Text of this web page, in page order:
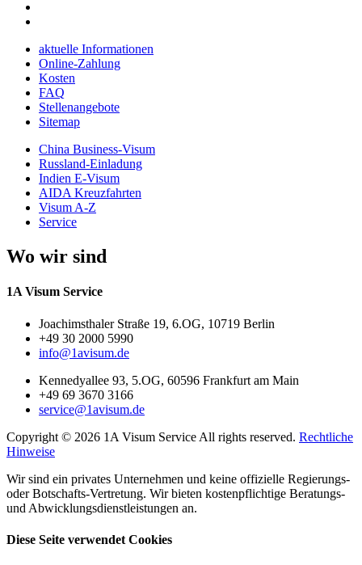
aktuelle Informationen
Online-Zahlung
Kosten
FAQ
Stellenangebote
Sitemap
China Business-Visum
Russland-Einladung
Indien E-Visum
AIDA Kreuzfahrten
Visum A-Z
Service
Wo wir sind
1A Visum Service
Joachimsthaler Straße 19, 6.OG, 10719 Berlin
+49 30 2000 5990
info@1avisum.de
Kennedyallee 93, 5.OG, 60596 Frankfurt am Main
+49 69 3670 3166
service@1avisum.de
Copyright © 2026 1A Visum Service All rights reserved. Rechtliche
Hinweise
Wir sind ein privates Unternehmen und keine offizielle Regierungs-
oder Botschafts-Vertretung. Wir bieten kostenpflichtige Beratungs-
und Abwicklungsdienstleistungen an.
Diese Seite verwendet Cookies